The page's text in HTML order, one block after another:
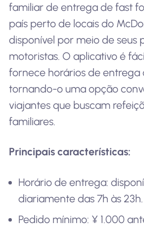
familiar de entrega de fast
país perto de locais do
disponível por meio de seus
motoristas. O aplicativo é
fornece horários de entrega
tornando-o uma opção
viajantes que buscam
familiares.
Principais características:
Horário de entrega:
diariamente das 7h às 23h.
Pedido mínimo: ¥ 1.000